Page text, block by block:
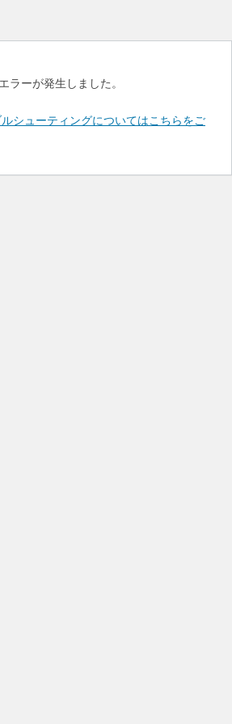
ラーが発生しました。
シューティングについてはこちらをご